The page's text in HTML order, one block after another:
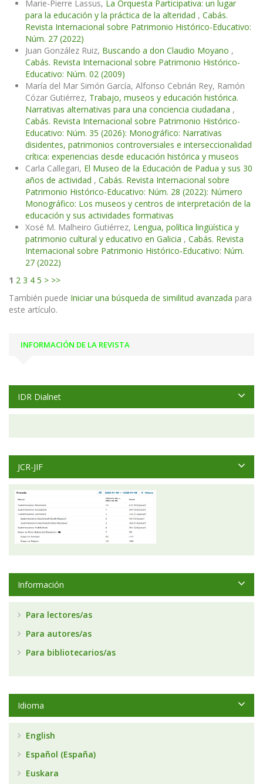
Marie-Pierre Lassus, La Orquesta Participativa: un lugar
para la educación y la práctica de la alteridad , Cabás.
Revista Internacional sobre Patrimonio Histórico-Educativo:
Núm. 27 (2022)
Juan González Ruiz, Buscando a don Claudio Moyano ,
Cabás. Revista Internacional sobre Patrimonio Histórico-
Educativo: Núm. 02 (2009)
María del Mar Simón García, Alfonso Cebrián Rey, Ramón
Cózar Gutiérrez, Trabajo, museos y educación histórica.
Narrativas alternativas para una conciencia ciudadana ,
Cabás. Revista Internacional sobre Patrimonio Histórico-
Educativo: Núm. 35 (2026): Monográfico: Narrativas
disidentes, patrimonios controversiales e interseccionalidad
crítica: experiencias desde educación histórica y museos
Carla Callegari, El Museo de la Educación de Padua y sus 30
años de actividad , Cabás. Revista Internacional sobre
Patrimonio Histórico-Educativo: Núm. 28 (2022): Número
Monográfico: Los museos y centros de interpretación de la
educación y sus actividades formativas
Xosé M. Malheiro Gutiérrez, Lengua, política lingüística y
patrimonio cultural y educativo en Galicia , Cabás. Revista
Internacional sobre Patrimonio Histórico-Educativo: Núm.
27 (2022)
1 2 3 4 5 > >>
También puede Iniciar una búsqueda de similitud avanzada para
este artículo.
INFORMACIÓN DE LA REVISTA
IDR Dialnet
JCR-JIF
Información
Para lectores/as
Para autores/as
Para bibliotecarios/as
Idioma
English
Español (España)
Euskara